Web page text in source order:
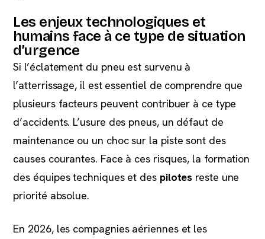
Les enjeux technologiques et
humains face à ce type de situation
d’urgence
Si l’éclatement du pneu est survenu à
l’atterrissage, il est essentiel de comprendre que
plusieurs facteurs peuvent contribuer à ce type
d’accidents. L’usure des pneus, un défaut de
maintenance ou un choc sur la piste sont des
causes courantes. Face à ces risques, la formation
des équipes techniques et des pilotes reste une
priorité absolue.
En 2026, les compagnies aériennes et les